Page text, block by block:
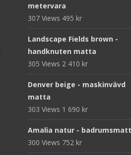
metervara
307 Views 495 kr
Landscape Fields brown -
handknuten matta
305 Views 2 410 kr
Denver beige - maskinvävd
matta
303 Views 1 690 kr
Amalia natur -
300 Views 752 kr